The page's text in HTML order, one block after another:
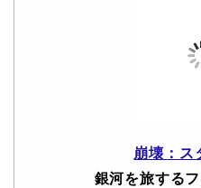
崩壊：ス
銀河を旅する